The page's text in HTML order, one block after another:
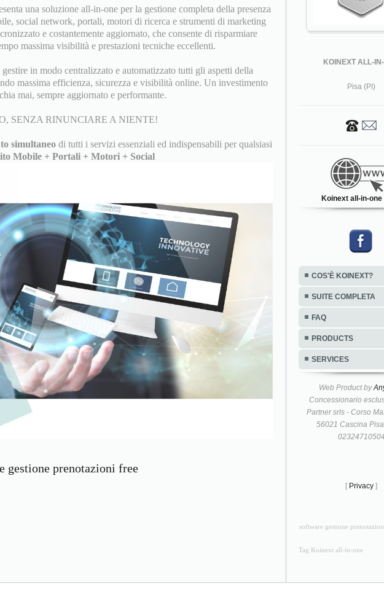
una soluzione all-in-one per la gestione completa della presenza
social network, portali, motori di ricerca e strumenti di marketing
e costantemente aggiornato, che consente di risparmiare
massima visibilità e prestazioni tecniche eccellenti.
in modo centralizzato e automatizzato tutti gli aspetti della
massima efficienza, sicurezza e visibilità online. Un investimento
mai, sempre aggiornato e performante.
SENZA RINUNCIARE A NIENTE!
simultaneo di tutti i servizi essenziali ed indispensabili per qualsiasi
Mobile + Portali + Motori + Social
gestione prenotazioni free
KOINEXT ALL-
Pisa (PI)
Koinext all-in-one
COS'È KOINEXT?
SUITE COMPLETA
FAQ
PRODUCTS
SERVICES
Web Product by
Concessionario
Partner srls - Corso
56021 Cascina Pisa
02324710504
[ Privacy ]
software gestione
Tag Koinext all-in-one